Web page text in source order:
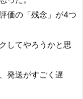
価の「残念」が4つ
してやろうかと思
発送がすごく遅